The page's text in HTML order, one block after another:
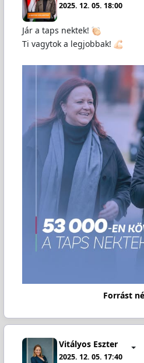
2025. 12. 05. 18:00
Jár a taps nektek!
Ti vagytok a legjobbak!
Forrást
Vitályos Eszter
2025. 12. 05. 17:40